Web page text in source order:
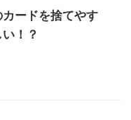
ードを捨てやす
！？